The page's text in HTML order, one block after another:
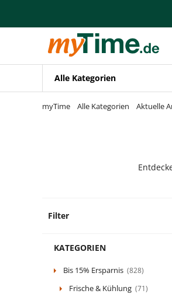
Zur Navigation springen
Zur Suche springen
Alle Kategorien
myTime Alle Kategorien Aktuelle
Filter
KATEGORIEN
Bis 15% Ersparnis (828)
Frische & Kühlung (71)